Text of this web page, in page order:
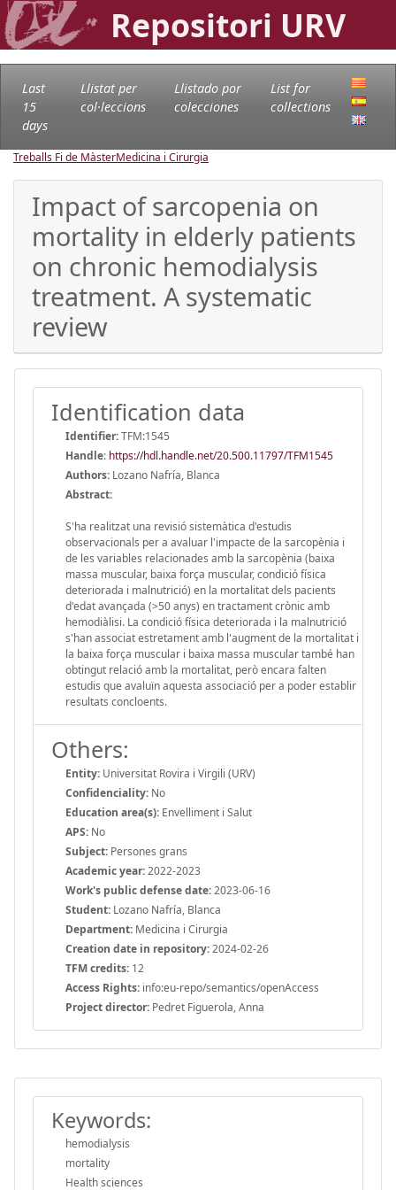
Repositori URV
Last
15
days
Llistat per
col·leccions
Llistado por
colecciones
List for
collections
Treballs Fi de MàsterMedicina i Cirurgia
Impact of sarcopenia on
mortality in elderly patients
on chronic hemodialysis
treatment. A systematic
review
Identification data
Identifier:TFM:1545
Handle: https://hdl.handle.net/20.500.11797/TFM1545
Authors: Lozano Nafría, Blanca
Abstract:
S'ha realitzat una revisió sistemàtica d'estudis
observacionals per a avaluar l'impacte de la sarcopènia i
de les variables relacionades amb la sarcopènia (baixa
massa muscular, baixa força muscular, condició física
deteriorada i malnutrició) en la mortalitat dels pacients
d'edat avançada (>50 anys) en tractament crònic amb
hemodiàlisi. La condició física deteriorada i la malnutrició
s'han associat estretament amb l'augment de la mortalitat i
la baixa força muscular i baixa massa muscular també han
obtingut relació amb la mortalitat, però encara falten
estudis que avaluïn aquesta associació per a poder establir
resultats concloents.
Others:
Entity: Universitat Rovira i Virgili (URV)
Confidenciality: No
Education area(s): Envelliment i Salut
APS: No
Subject: Persones grans
Academic year:2022-2023
Work's public defense date:2023-06-16
Student: Lozano Nafría, Blanca
Department: Medicina i Cirurgia
Creation date in repository:2024-02-26
TFM credits: 12
Access Rights: info:eu-repo/semantics/openAccess
Project director: Pedret Figuerola, Anna
Keywords:
hemodialysis
mortality
Health sciences